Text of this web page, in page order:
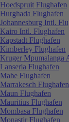
Hoedspruit Flughafen
Hurghada Flughafen
Johannesburg Intl.
Kairo Intl. Flughafen
Kapstadt Flughafen
Kimberley Flughafen
Kruger Mpumalanga
Lanseria Flughafen
Mahe Flughafen
Marrakesch Flughafen
Maun Flughafen
Mauritius Flughafen
Mombasa Flughafen
Monastir Flughafen